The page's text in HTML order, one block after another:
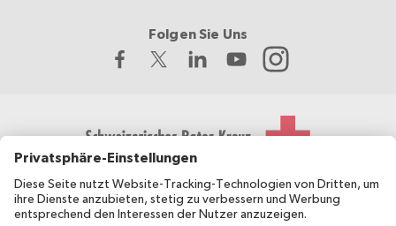
Folgen Sie Uns
Das Schweizerische Rote Kreuz entwickelt und koordiniert
migesplus und wird vom Bundesamt für Gesundheit BAG